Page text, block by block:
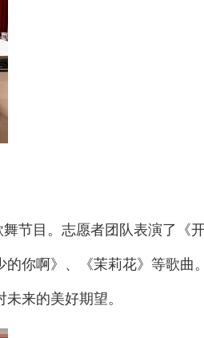
节目。志愿者团队表演了《开
的你啊》、《茉莉花》等歌曲
来的美好期望。